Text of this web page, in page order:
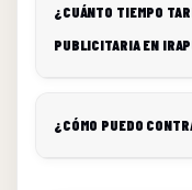
¿CUÁNTO TIEMPO
PUBLICITARIA EN
¿CÓMO PUEDO